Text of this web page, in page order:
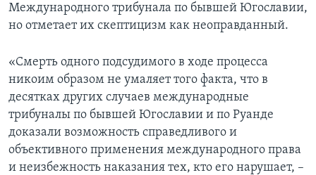
Языки
Международного трибунала по бывшей Югославии,
но отметает их скептицизм как неоправданный.
«Смерть одного подсудимого в ходе процесса
никоим образом не умаляет того факта, что в
десятках других случаев международные
трибуналы по бывшей Югославии и по Руанде
доказали возможность справедливого и
объективного применения международного права
и неизбежность наказания тех, кто его нарушает, –